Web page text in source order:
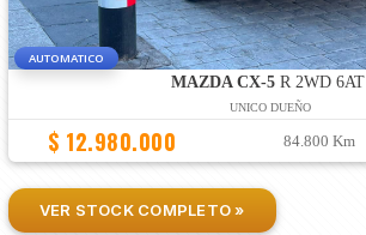
AUTOMATICO
MAZDA CX-5 R 2WD 6AT
UNICO DUEÑO
$ 12.980.000 84.800 Km
VER STOCK COMPLETO »